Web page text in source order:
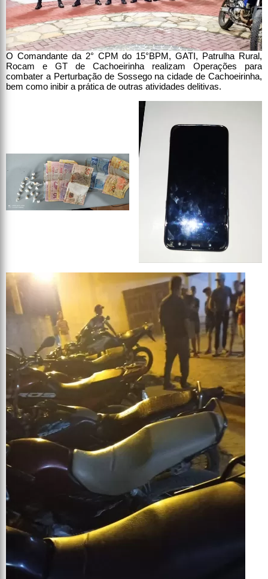
O Comandante da 2° CPM do 15°BPM, GATI, Patrulha Rural,
Rocam e GT de Cachoeirinha realizam Operações para
combater a Perturbação de Sossego na cidade de Cachoeirinha,
bem como inibir a prática de outras atividades delitivas.